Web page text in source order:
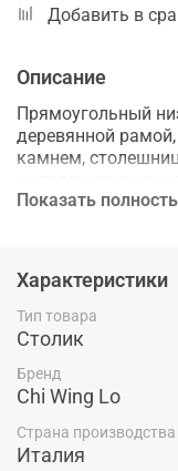
Добавить в
Описание
Прямоугольный
деревянной
камнем,
металлическими
x D x H] в мм: 1815
Показать
Характеристики
Тип товара
Столик
Бренд
Chi Wing Lo
Страна производства
Италия